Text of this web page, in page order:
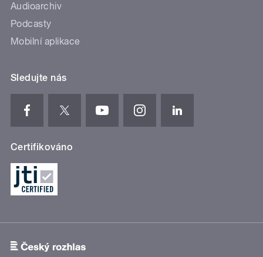
Audioarchiv
Podcasty
Mobilní aplikace
Sledujte nás
Certifikováno